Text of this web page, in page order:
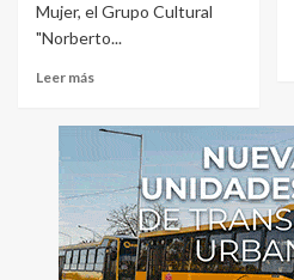
Mujer, el Grupo Cultural
"Norberto...
Leer más